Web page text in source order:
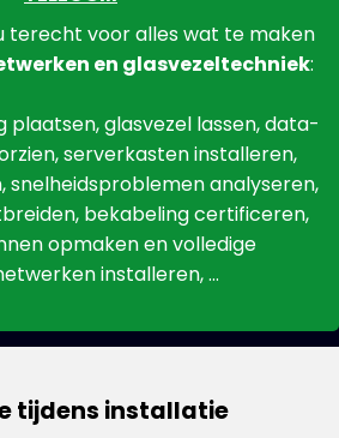
terecht voor alles wat te maken
en glasvezeltechniek:
glasvezel lassen, data-
serverkasten installeren,
snelheidsproblemen analyseren,
bekabeling certificeren,
opmaken en volledige
installeren, …
tijdens installatie